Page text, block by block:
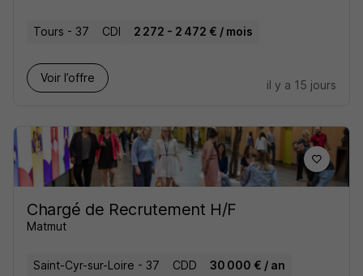
Tours - 37 CDI 2 272 - 2 472 € / mois
Voir l’offre
il y a 15 jours
Chargé de Recrutement H/F
Matmut
Saint-Cyr-sur-Loire - 37 CDD
30 000 € / an